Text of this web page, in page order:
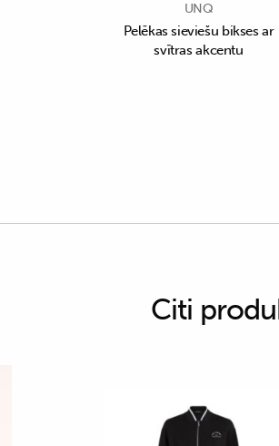
UNQ
Pelēkas sieviešu bikses ar
svītras akcentu
Citi